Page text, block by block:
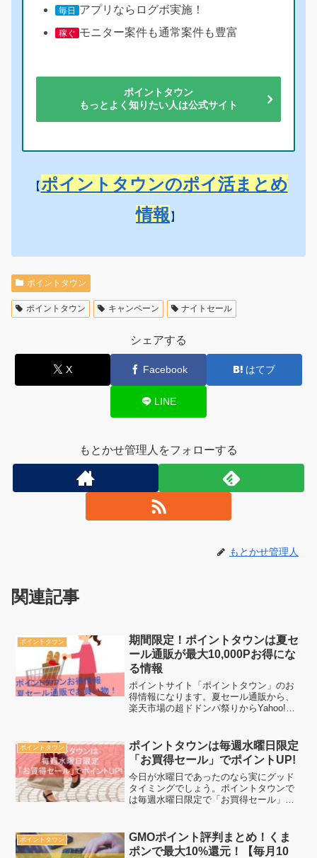
毎日 アプリならログボ実施！
稼ぐ モニター案件も通常案件も豊富
ポイントタウン
もっとよく知りたい人は公式サイト
【ポイントタウンのポイ活まとめ
情報 】
ポイントタウン
ポイントタウン キャンペーン ナイトセール
シェアする
X Facebook はてブ
LINE
もとかせ管理人をフォローする
もとかせ管理人
関連記事
ポイントタウン
期間限定！ポイントタウンは夏セ
ール通販が最大10,000Pお得にな
る情報
ポイントサイト「ポイントタウン」のお
得情報になります。夏セール通販から、
楽天市場の超ドドンパ祭りからYahoo!シ
で間違いなくお得になる事が出来ます。
ぜひ、お買い物...
ポイントタウン
ポイントタウンは毎週水曜日限定
「お買得セール」でポイントUP!
今日が水曜日であったのなら実にグッド
タイミングでしょう。ポイントタウンで
は毎週水曜日限定で「お買得セール」で
ポイントタウンを活用してお得になって
いきましょう。
ポイントタウン
GMOポイント評判まとめ！くま
ポンで最大10%還元！【毎月10